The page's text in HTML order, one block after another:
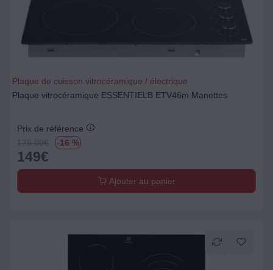
Plaque de cuisson vitrocéramique / électrique
Plaque vitrocéramique ESSENTIELB ETV46m Manettes
Prix de référence
179.00€ -16 %
149€
Ajouter au panier